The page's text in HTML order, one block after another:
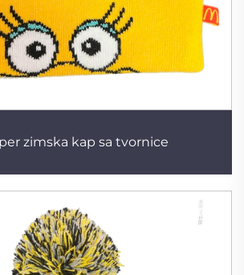
zimska kap sa tvornice